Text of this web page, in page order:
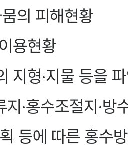
의 피해현황
용현황
지형·지물 등을
지·홍수조절지·
등에 따른 홍수